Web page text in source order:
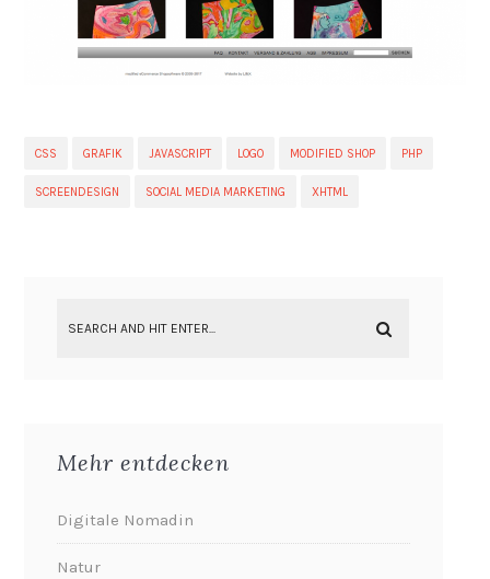
CSS GRAFIK JAVASCRIPT LOGO MODIFIED SHOP PHP
SCREENDESIGN SOCIAL MEDIA MARKETING XHTML
Mehr entdecken
Digitale Nomadin
Natur